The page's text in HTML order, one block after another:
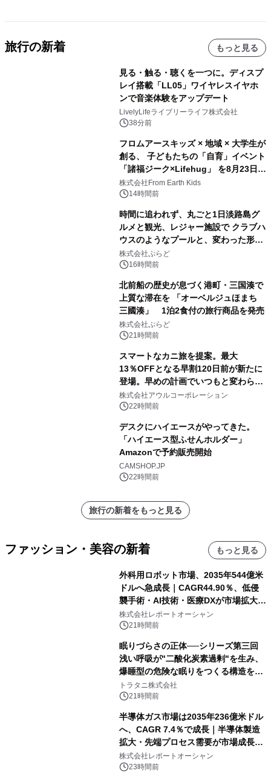
旅行の新着 もっと見る
見る・触る・聴くを一つに。ディスプ
レイ搭載「LL05」ワイヤレスイヤホ
ンで音楽体験をアップデート
LivelyLifeライブリーライフ株式会社
38分前
フロムアースキッズ × 地域 × 大学生が
創る、 子どもたちの「自育」イベント
「諸福ジーク×Lifehug」 を8月23日
(日)開催
株式会社From Earth Kids
14時間前
時間に追われず、丸ごと1日淡路島グ
ルメと観光、レジャー施設で クラブハ
ウスのようなプールと、変わった形の
サウナも 「THE BOXY AWAJI」のお
得な素泊まり連泊プランで
株式会社ぷらど
16時間前
北前船の歴史が息づく港町・三国湊で
上質な滞在を 「オーベルジュほまち
三國湊」 1泊2食付の旅行商品を発売
株式会社ぷらど
21時間前
スマートなカニ旅を提案。最大
13％OFFとなる早割120日前が新たに
登場。早めの計画でいつもと変わらぬ
大人の冬旅を。ー夕日ヶ浦温泉「佳松
苑 別邸ふうか」ー
株式会社アウルコーポレーション
22時間前
デスクにハイエースがやってきた。
「ハイエース型ふせんホルダー」
Amazonで予約販売開始
CAMSHOP.JP
22時間前
旅行の新着をもっと見る
ファッション・美容の新着 もっと見る
外科用ロボット市場、2035年544億米
ドルへ急成長｜CAGR44.90％、低侵
襲手術・AI技術・医療DXが市場拡大を
牽引
株式会社レポートオーシャン
21時間前
眠りづらさの正体──シリーズ第三回
浅い呼吸が"二酸化炭素過剰"を生み、
爆睡型の危険な眠りをつくる構造を解
説
トラタニ株式会社
21時間前
半導体ガス市場は2035年236億米ドル
へ、CAGR 7.4％で成長｜半導体製造
拡大・先端プロセス需要が市場成長を
加速
株式会社レポートオーシャン
23時間前